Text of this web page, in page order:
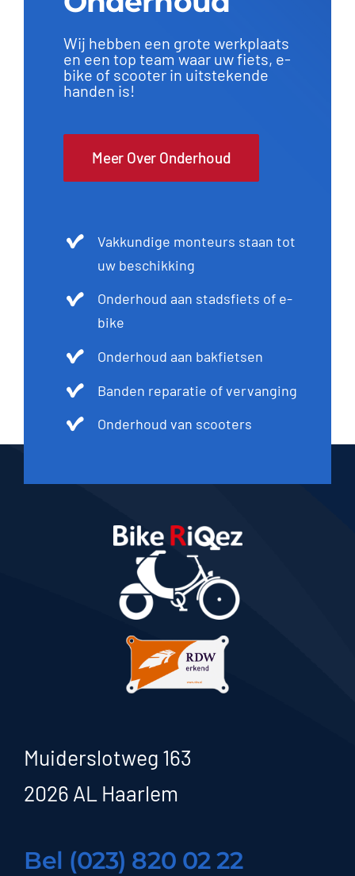
Wij hebben een grote werkplaats
en een top team waar uw fiets, e-
bike of scooter in uitstekende
handen is!
Meer Over Onderhoud
Vakkundige monteurs staan tot
uw beschikking
Onderhoud aan stadsfiets of e-
bike
Onderhoud aan bakfietsen
Banden reparatie of vervanging
Onderhoud van scooters
Muiderslotweg 163
2026 AL Haarlem
Bel (023) 820 02 22